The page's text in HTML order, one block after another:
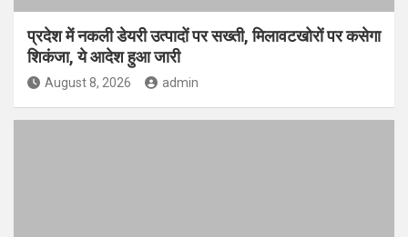
प्रदेश में नकली डेयरी उत्पादों पर सख्ती, मिलावटखोरों पर कसेगा
शिकंजा, ये आदेश हुआ जारी
August 8, 2026 admin